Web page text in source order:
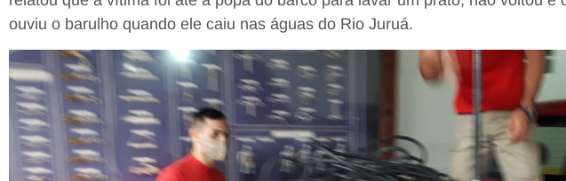
ouviu o barulho quando ele caiu nas águas do Rio Juruá.